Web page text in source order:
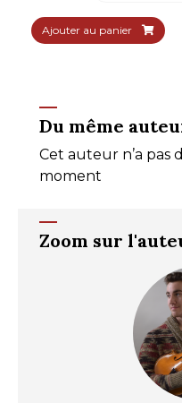
Ajouter au panier
Du même
Cet auteur n’a pas
moment
Zoom sur